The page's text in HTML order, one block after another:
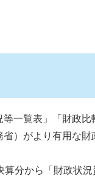
一覧表」「財政比
）がより有用な
分から「財政状況